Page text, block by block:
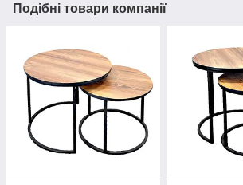
Подібні товари компанії